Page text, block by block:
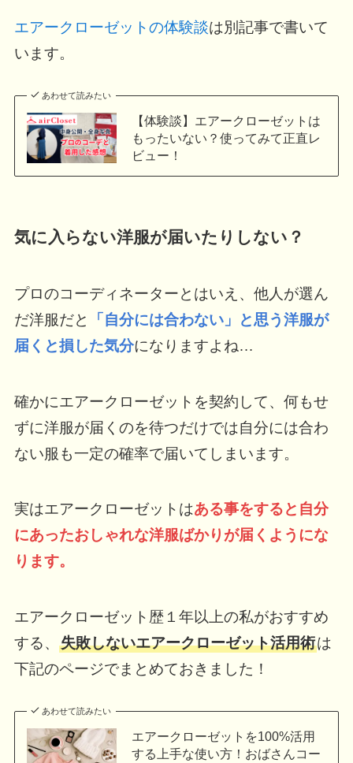
エアークローゼットの体験談は別記事で書いて
います。
あわせて読みたい
【体験談】エアークローゼットは
もったいない？使ってみて正直レ
ビュー！
気に入らない洋服が届いたりしない？
プロのコーディネーターとはいえ、他人が選ん
だ洋服だと
「自分には合わない」と思う洋服が
届くと損した気分になりますよね…
確かにエアークローゼットを契約して、何もせ
ずに洋服が届くのを待つだけでは自分には合わ
ない服も一定の確率で届いてしまいます。
実はエアークローゼットはある事をすると自分
にあったおしゃれな洋服ばかりが届くようにな
ります。
エアークローゼット歴１年以上の私がおすすめ
する、 失敗しないエアークローゼット活用術は
下記のページでまとめておきました！
あわせて読みたい
エアークローゼットを100%活用
する上手な使い方！おばさんコー